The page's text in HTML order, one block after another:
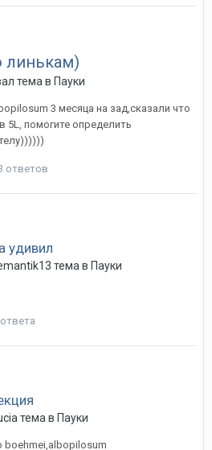
линькам)
тема в Пауки
3 месяца на зад,сказали что
5L, помогите определить
ответов
удивил
тема в Пауки
тема в Пауки
boehmei,albopilosum